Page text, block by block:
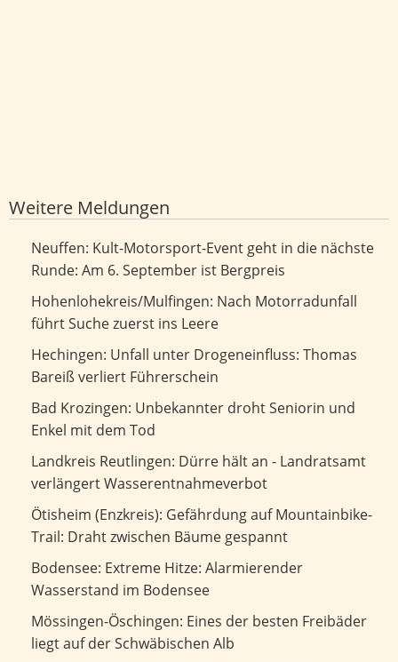
Weitere Meldungen
Kult-Motorsport-Event geht in die nächste Runde: Am 6.
September ist Bergpreis
Neuffen: Kult-Motorsport-Event geht in die nächste
Runde: Am 6. September ist Bergpreis
Nach Motorradunfall führt Suche zuerst ins Leere
Hohenlohekreis/Mulfingen: Nach Motorradunfall
führt Suche zuerst ins Leere
Unfall unter Drogeneinfluss: Thomas Bareiß verliert
Führerschein
Hechingen: Unfall unter Drogeneinfluss: Thomas
Bareiß verliert Führerschein
Unbekannter droht Seniorin und Enkel mit dem Tod
Bad Krozingen: Unbekannter droht Seniorin und
Enkel mit dem Tod
Dürre hält an - Landratsamt verlängert
Wasserentnahmeverbot
Landkreis Reutlingen: Dürre hält an - Landratsamt
verlängert Wasserentnahmeverbot
Gefährdung auf Mountainbike-Trail: Draht zwischen
Bäume gespannt
Ötisheim (Enzkreis): Gefährdung auf Mountainbike-
Trail: Draht zwischen Bäume gespannt
Extreme Hitze: Alarmierender Wasserstand im Bodensee
Bodensee: Extreme Hitze: Alarmierender
Wasserstand im Bodensee
Eines der besten Freibäder liegt auf der Schwäbischen Alb
Mössingen-Öschingen: Eines der besten Freibäder
liegt auf der Schwäbischen Alb